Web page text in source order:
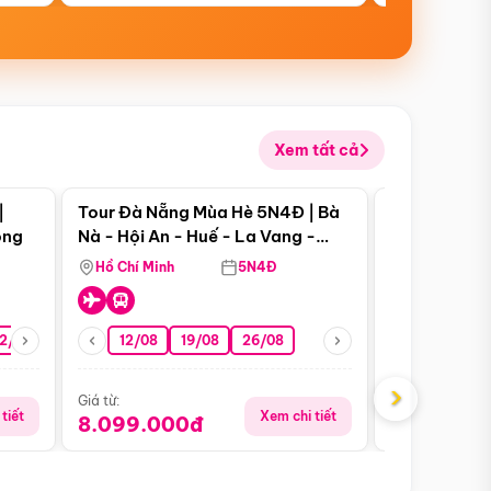
Xem tất cả
08 26/08 05/09 09/09 12/09
tiết
Điểm nổi bật
Tour Đà Nẵng Mùa Hè 5N4Đ | Bà
Nà - Hội An - Huế - La Vang -
Động Thiên Đường
Hồ Chí Minh 5N4Đ
12/08 19/08 26/08
Giá từ:
8.099.000đ Xem chi tiết
Giá từ:
›